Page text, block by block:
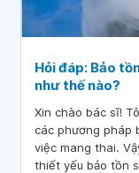
Hỏi đáp: Bảo
như thế nào?
Xin chào bác sĩ!
các phương pháp
việc mang thai.
thiết yếu bảo tồn